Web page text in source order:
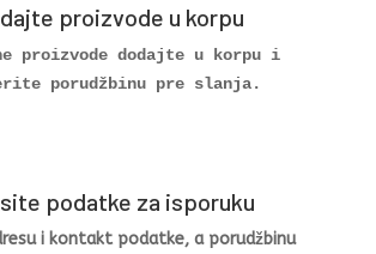
proizvode u korpu
proizvode dodajte u korpu i
porudžbinu pre slanja.
podatke za isporuku
i kontakt podatke, a porudžbinu